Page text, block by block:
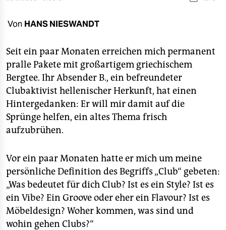
wahrheit
verlag
verlag
veranstaltungen
fragen & hilfe
unterstützen
abo
genossenschaft
Von HANS NIESWANDT
Seit ein paar Monaten erreichen mich permanent
pralle Pakete mit großartigem griechischem
Bergtee. Ihr Absender B., ein befreundeter
Clubaktivist hellenischer Herkunft, hat einen
Hintergedanken: Er will mir damit auf die
Sprünge helfen, ein altes Thema frisch
aufzubrühen.
Vor ein paar Monaten hatte er mich um meine
persönliche Definition des Begriffs „Club“ gebeten:
„Was bedeutet für dich Club? Ist es ein Style? Ist es
ein Vibe? Ein Groove oder eher ein Flavour? Ist es
Möbeldesign? Woher kommen, was sind und
wohin gehen Clubs?“